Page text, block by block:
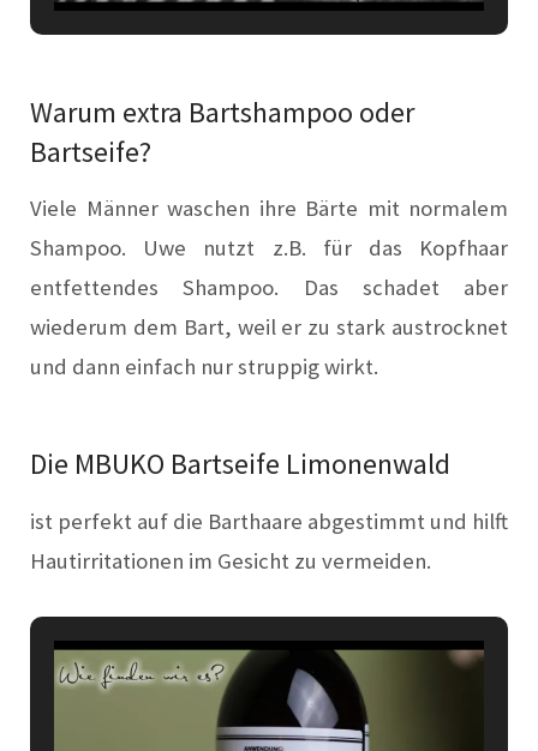
Warum extra Bartshampoo oder
Bartseife?
Viele Männer waschen ihre Bärte mit normalem
Shampoo. Uwe nutzt z.B. für das Kopfhaar
entfettendes Shampoo. Das schadet aber
wiederum dem Bart, weil er zu stark austrocknet
und dann einfach nur struppig wirkt.
Die MBUKO Bartseife Limonenwald
ist perfekt auf die Barthaare abgestimmt und hilft
Hautirritationen im Gesicht zu vermeiden.